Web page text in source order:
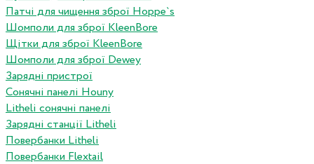
Патчі для чищення зброї Hoppe`s
Шомполи для зброї KleenBore
Щітки для зброї KleenBore
Шомполи для зброї Dewey
Зарядні пристрої
Сонячні панелі Houny
Litheli сонячні панелі
Зарядні станції Litheli
Повербанки Litheli
Повербанки Flextail